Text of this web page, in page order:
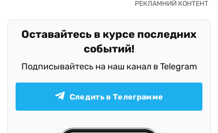
Оставайтесь в курсе последних
событий!
Подписывайтесь на наш канал в Telegram
Следить в Телеграмме